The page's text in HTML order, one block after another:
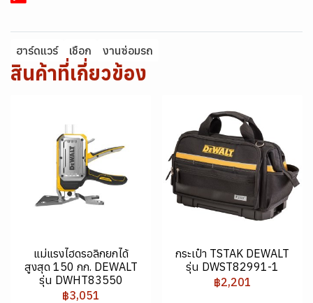
ฮาร์ดแวร์ เชือก งานซ่อมรถ
สินค้าที่เกี่ยวข้อง
แม่แรงไฮดรอลิกยกได้
สูงสุด 150 กก. DEWALT
รุ่น DWHT83550
฿3,051
กระเป๋า TSTAK DEWALT
รุ่น DWST82991-1
฿2,201